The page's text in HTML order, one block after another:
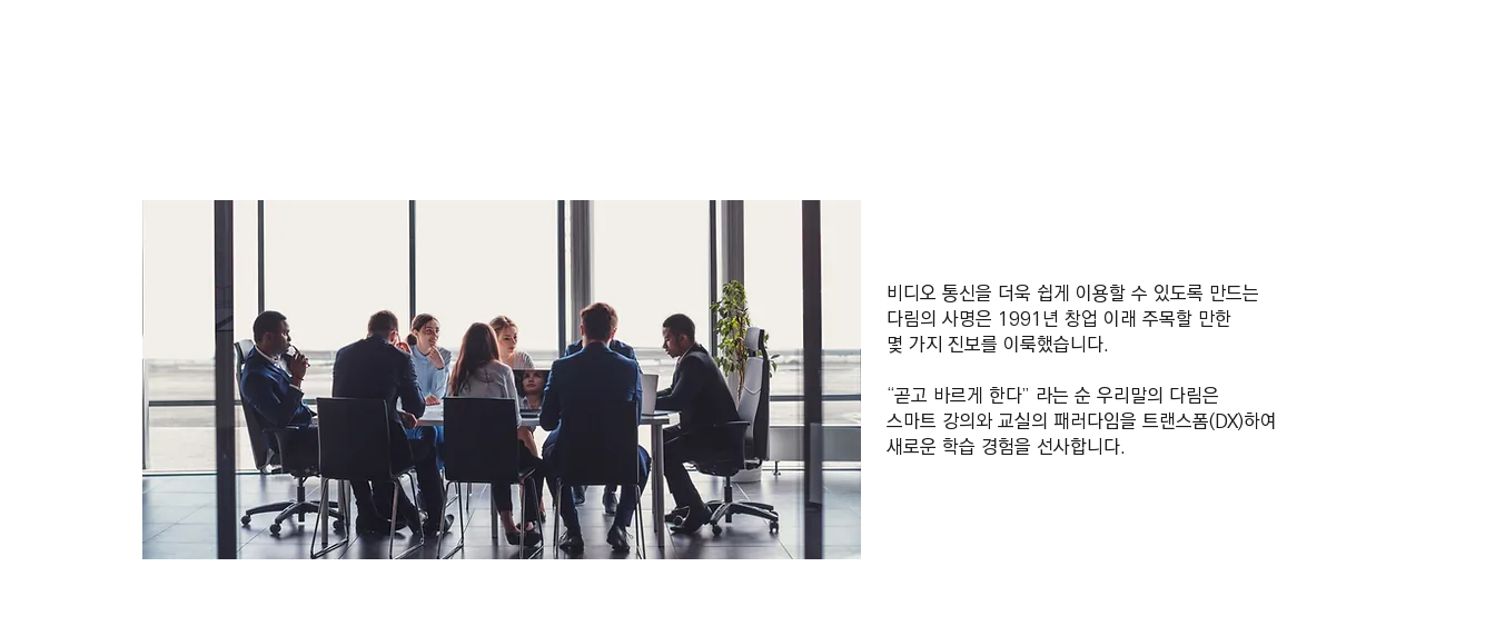
비디오 통신을 더욱 쉽게 이용할 수 있도록 만드는
다림의 사명은 1991년 창업 이래 주목할 만한
몇 가지 진보를 이룩했습니다.
“곧고 바르게 한다” 라는 순 우리말의 다림은
스마트 강의와 교실의 패러다임을 트랜스폼(DX)하여
새로운 학습 경험을 선사합니다.